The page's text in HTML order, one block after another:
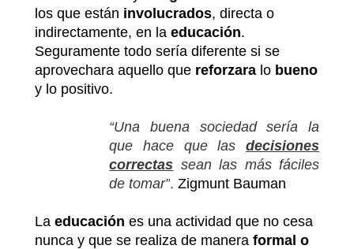
los que están involucrados, directa o
indirectamente, en la educación.
Seguramente todo sería diferente si se
aprovechara aquello que reforzara lo bueno
y lo positivo.
“Una buena sociedad sería la
que hace que las decisiones
correctas sean las más fáciles
de tomar”. Zigmunt Bauman
La educación es una actividad que no cesa
nunca y que se realiza de manera formal o